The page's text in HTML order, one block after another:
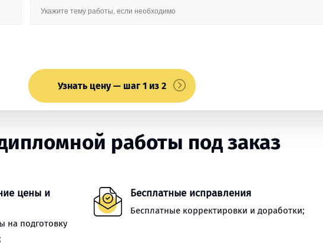
Узнать цену — шаг 1 из 2
работы под заказ
цены и
на подготовку
Бесплатные исправления
Бесплатные корректировки и доработки;